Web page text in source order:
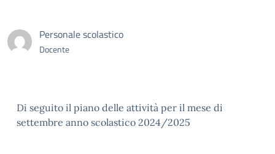
Personale scolastico
Docente
Di seguito il piano delle attività per il mese di
settembre anno scolastico 2024/2025